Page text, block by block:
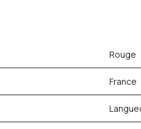
Rouge
France